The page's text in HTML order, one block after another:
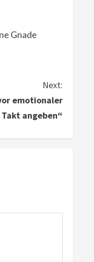
Gnade
Next:
emotionaler
angeben“